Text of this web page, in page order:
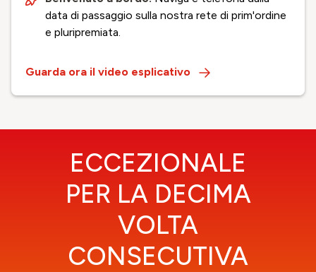
data di passaggio sulla nostra rete di prim'ordine
e pluripremiata.
Guarda ora il video esplicativo
ECCEZIONALE
PER LA DECIMA
VOLTA
CONSECUTIVA